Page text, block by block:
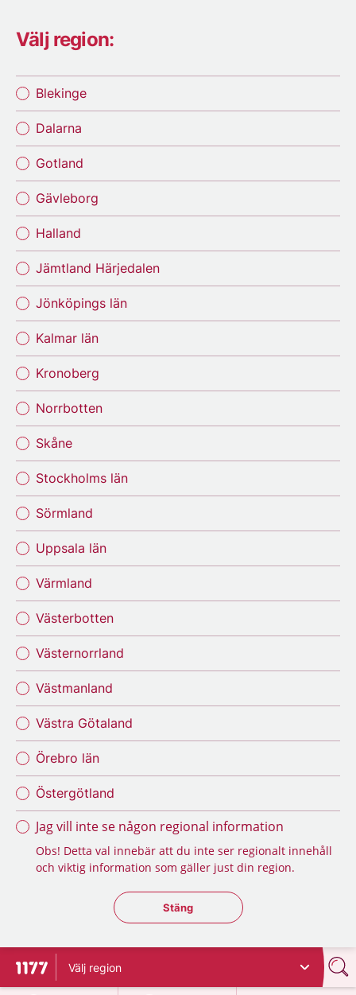
Välj region:
Blekinge
Dalarna
Gotland
Gävleborg
Halland
Jämtland Härjedalen
Jönköpings län
Kalmar län
Kronoberg
Norrbotten
Skåne
Stockholms län
Sörmland
Uppsala län
Värmland
Västerbotten
Västernorrland
Västmanland
Västra Götaland
Örebro län
Östergötland
Jag vill inte se någon regional information
Obs! Detta val innebär att du inte ser regionalt innehåll
och viktig information som gäller just din region.
Stäng regionsväljaren
Stäng
Till startsidan för 1177
Välj region
på 1177.se
på 1177.se